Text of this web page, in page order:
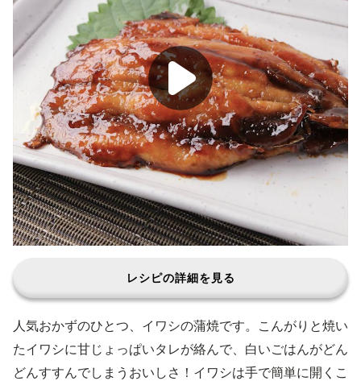
レシピの詳細を見る
人気おかずのひとつ、イワシの蒲焼です。こんがりと焼い
たイワシに甘じょっぱいタレが絡んで、白いごはんがどん
どんすすんでしまうおいしさ！イワシは手で簡単に開くこ